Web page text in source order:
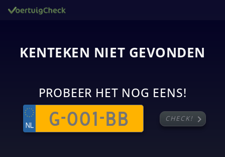
KENTEKEN NIET GEVONDEN
PROBEER HET NOG EENS!
CHECK! chevron_right